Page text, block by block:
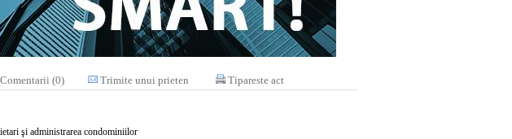
Comentarii (0) Trimite unui prieten Tipareste act
şi administrarea condominiilor